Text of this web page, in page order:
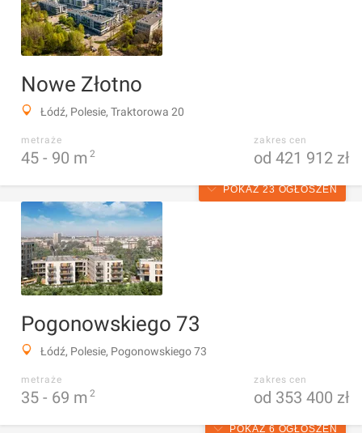
Nowe Złotno
Łódź, Polesie, Traktorowa 20
metraże
45 - 90 m 2
zakres cen
od 421 912 zł
POKAŻ 23 OGŁOSZEŃ
Pogonowskiego 73
Łódź, Polesie, Pogonowskiego 73
metraże
35 - 69 m 2
zakres cen
od 353 400 zł
POKAŻ 6 OGŁOSZEŃ